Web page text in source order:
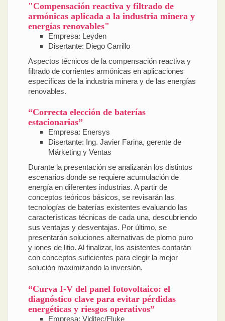
"Compensación reactiva y filtrado de
armónicas aplicada a la industria minera y
energías renovables"
Empresa: Leyden
Disertante: Diego Carrillo
Aspectos técnicos de la compensación reactiva y
filtrado de corrientes armónicas en aplicaciones
específicas de la industria minera y de las energías
renovables.
“Correcta elección de baterías
estacionarias”
Empresa: Enersys
Disertante: Ing. Javier Farina, gerente de
Márketing y Ventas
Durante la presentación se analizarán los distintos
escenarios donde se requiere acumulación de
energía en diferentes industrias. A partir de
conceptos teóricos básicos, se revisarán las
tecnologías de baterías existentes evaluando las
características técnicas de cada una, descubriendo
sus ventajas y desventajas. Por último, se
presentarán soluciones alternativas de plomo puro
y iones de litio. Al finalizar, los asistentes contarán
con conceptos suficientes para elegir la mejor
solución maximizando la inversión.
“Curva I-V del panel fotovoltaico: el
diagnóstico clave para evitar pérdidas
energéticas y riesgos operativos”
Empresa: Viditec/Fluke